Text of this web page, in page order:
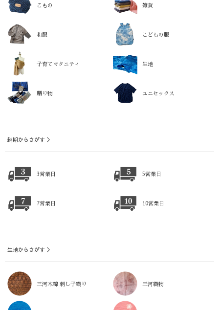
こもの 雑貨
和服 こどもの服
子育てマタニティ 生地
贈り物 ユニセックス
納期からさがす ＞
3営業日 5営業日
7営業日 10営業日
生地からさがす ＞
三河木綿 刺し子織り 三河織物